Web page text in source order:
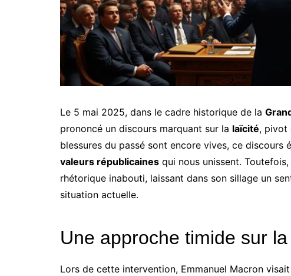
Le 5 mai 2025, dans le cadre historique de la
prononcé un discours marquant sur la laïcité, pivot
blessures du passé sont encore vives, ce
valeurs républicaines qui nous unissent.
rhétorique inabouti, laissant dans son sillage un
situation actuelle.
Une approche timide sur
Lors de cette intervention, Emmanuel Macron